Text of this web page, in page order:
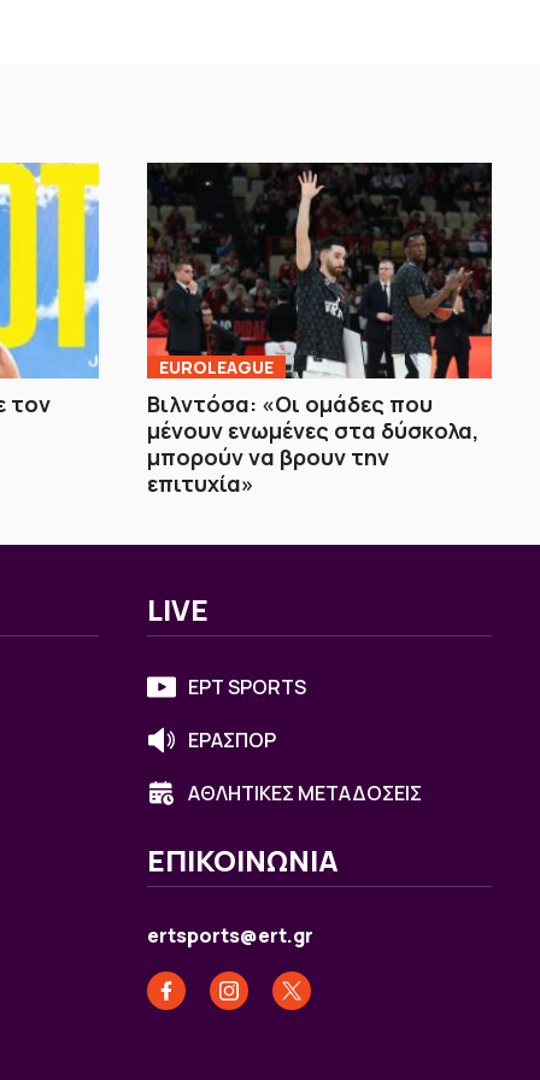
τον
EUROLEAGUE
Bιλντόσα: «Oι ομάδες που
μένουν ενωμένες στα δύσκολα,
μπορούν να βρουν την
επιτυχία»
LIVE
ΕΡΤ SPORTS
ΕΡΑΣΠΟΡ
ΑΘΛΗΤΙΚΕΣ ΜΕΤΑΔΟΣΕΙΣ
ΕΠΙΚΟΙΝΩΝΙΑ
ertsports@ert.gr